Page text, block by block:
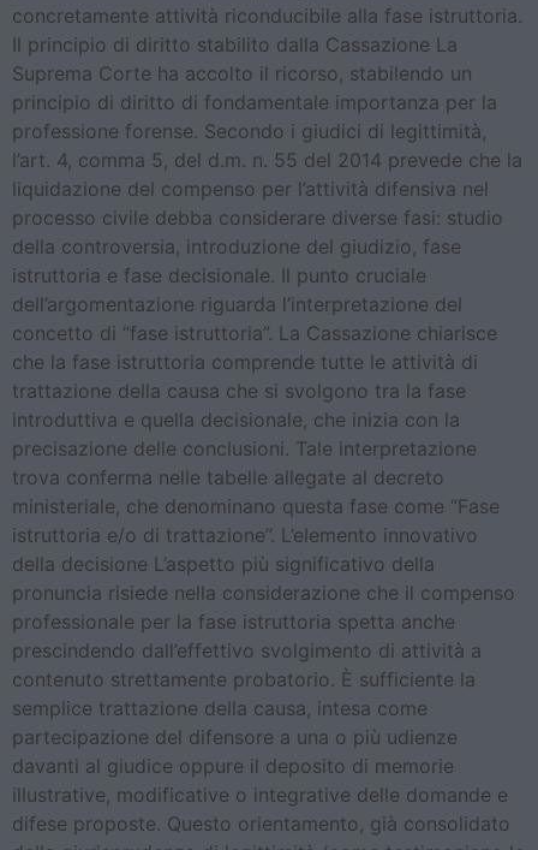
concretamente attività riconducibile alla fase istruttoria.
Il principio di diritto stabilito dalla Cassazione La
Suprema Corte ha accolto il ricorso, stabilendo un
principio di diritto di fondamentale importanza per la
professione forense. Secondo i giudici di legittimità,
l’art. 4, comma 5, del d.m. n. 55 del 2014 prevede che la
liquidazione del compenso per l’attività difensiva nel
processo civile debba considerare diverse fasi: studio
della controversia, introduzione del giudizio, fase
istruttoria e fase decisionale. Il punto cruciale
dell’argomentazione riguarda l’interpretazione del
concetto di “fase istruttoria”. La Cassazione chiarisce
che la fase istruttoria comprende tutte le attività di
trattazione della causa che si svolgono tra la fase
introduttiva e quella decisionale, che inizia con la
precisazione delle conclusioni. Tale interpretazione
trova conferma nelle tabelle allegate al decreto
ministeriale, che denominano questa fase come “Fase
istruttoria e/o di trattazione”. L’elemento innovativo
della decisione L’aspetto più significativo della
pronuncia risiede nella considerazione che il compenso
professionale per la fase istruttoria spetta anche
prescindendo dall’effettivo svolgimento di attività a
contenuto strettamente probatorio. È sufficiente la
semplice trattazione della causa, intesa come
partecipazione del difensore a una o più udienze
davanti al giudice oppure il deposito di memorie
illustrative, modificative o integrative delle domande e
difese proposte. Questo orientamento, già consolidato